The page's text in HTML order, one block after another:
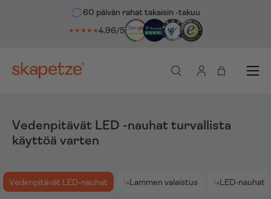
sisältöön 60 päivän rahat takaisin -takuu
★★★★★4.96/5
Haku
Kirjaudu sisään
Ostoskassi
Valikko
Vedenpitävät LED -nauhat turvallista
käyttöä varten
Vedenpitävät LED-nauhat Lammen valaistus LED-nauhat